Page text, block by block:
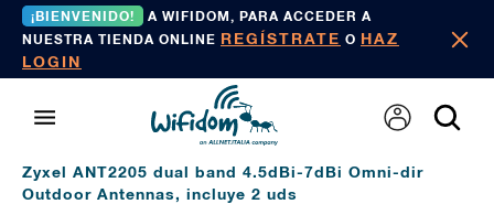
¡BIENVENIDO!
A WIFIDOM, PARA ACCEDER A
NUESTRA TIENDA ONLINE REGÍSTRATE O HAZ
LOGIN
Zyxel ANT2205 dual band 4.5dBi-7dBi Omni-dir
Outdoor Antennas, incluye 2 uds